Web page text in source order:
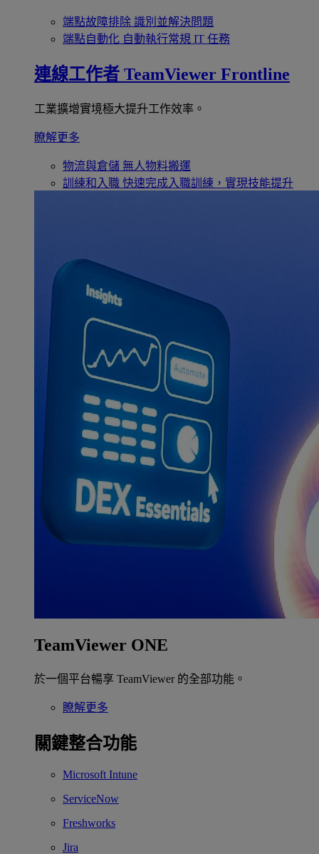
端點故障排除 識別並解決問題
端點自動化 自動執行常規 IT 任務
連線工作者 TeamViewer Frontline
工業擴增實境極大提升工作效率。
瞭解更多
物流與倉儲 無人物料搬運
訓練和入職 快速完成入職訓練，實現技能提升
TeamViewer ONE
於一個平台暢享 TeamViewer 的全部功能。
瞭解更多
關鍵整合功能
Microsoft Intune
ServiceNow
Freshworks
Jira